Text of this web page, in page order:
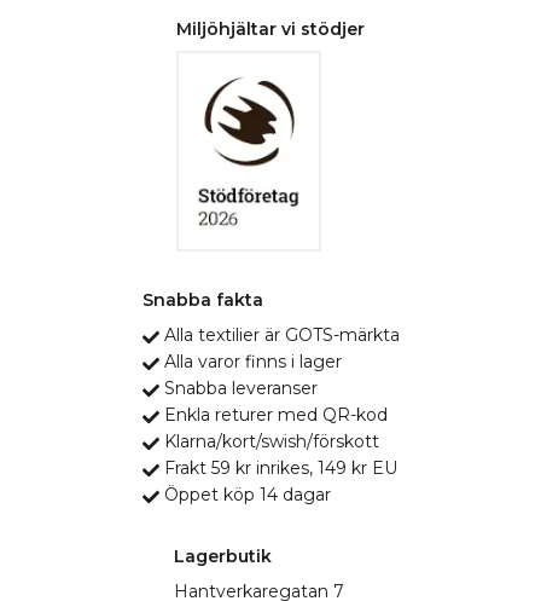
Miljöhjältar vi stödjer
Snabba fakta
Alla textilier är GOTS-märkta
Alla varor finns i lager
Snabba leveranser
Enkla returer med QR-kod
Klarna/kort/swish/förskott
Frakt 59 kr inrikes, 149 kr EU
Öppet köp 14 dagar
Lagerbutik
Hantverkaregatan 7